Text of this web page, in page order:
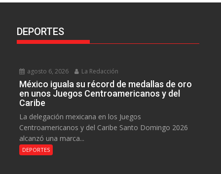
DEPORTES
agosto 6, 2026 La Redacción
México iguala su récord de medallas de oro
en unos Juegos Centroamericanos y del
Caribe
La delegación mexicana en los Juegos
Centroamericanos y del Caribe Santo Domingo 2026
alcanzó una marca...
DEPORTES